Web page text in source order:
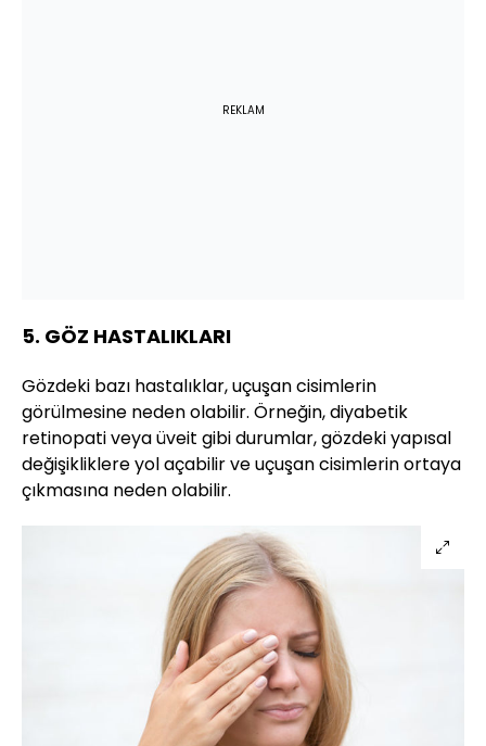
REKLAM
5. GÖZ HASTALIKLARI
Gözdeki bazı hastalıklar, uçuşan cisimlerin
görülmesine neden olabilir. Örneğin, diyabetik
retinopati veya üveit gibi durumlar, gözdeki yapısal
değişikliklere yol açabilir ve uçuşan cisimlerin ortaya
çıkmasına neden olabilir.